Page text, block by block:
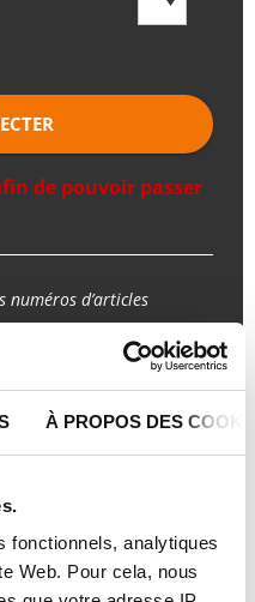
À PROPOS DES
fonctionnels, analytiques
Web. Pour cela, nous
de pouvoir passer
numéros d’articles
PRODUIT